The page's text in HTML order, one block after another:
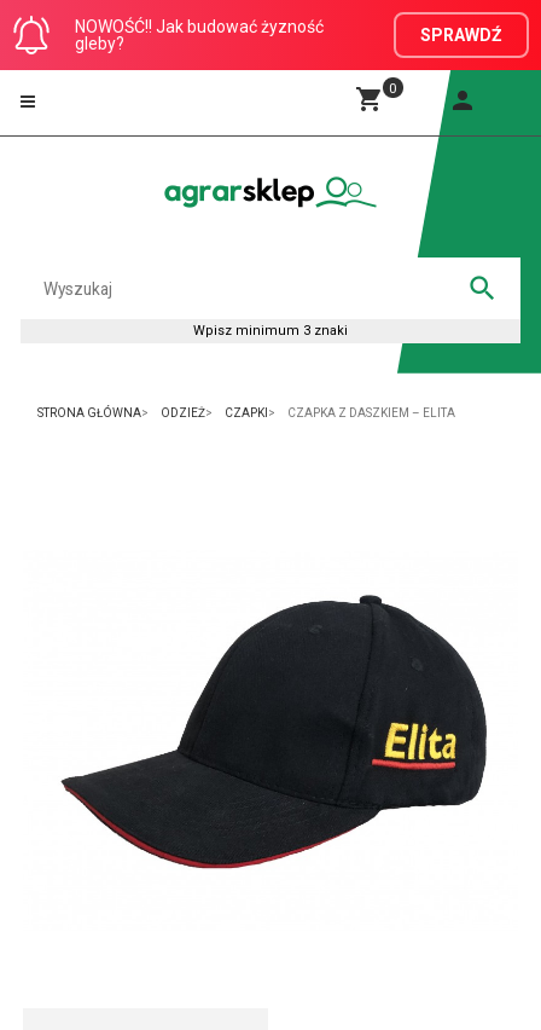
NOWOŚĆ!! Jak budować żyzność
gleby?
SPRAWDŹ
0
STRONA GŁÓWNA ODZIEŻ CZAPKI CZAPKA Z DASZKIEM – ELITA